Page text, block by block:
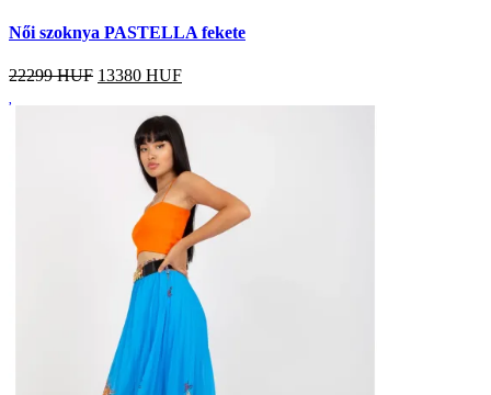
Női szoknya PASTELLA fekete
22299 HUF 13380 HUF